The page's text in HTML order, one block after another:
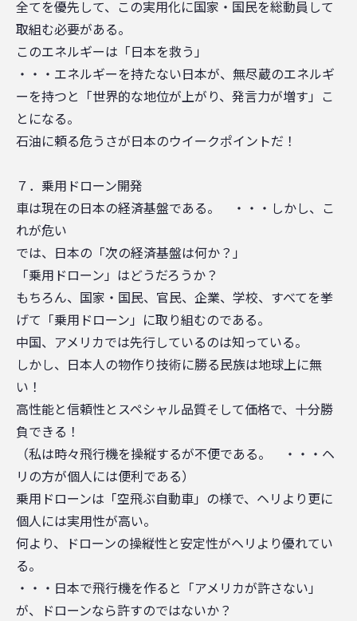
全てを優先して、この実用化に国家・国民を総動員して
取組む必要がある。
このエネルギーは「日本を救う」
・・・エネルギーを持たない日本が、無尽蔵のエネルギ
ーを持つと「世界的な地位が上がり、発言力が増す」こ
とになる。
石油に頼る危うさが日本のウイークポイントだ！
７．乗用ドローン開発
車は現在の日本の経済基盤である。 ・・・しかし、こ
れが危い
では、日本の「次の経済基盤は何か？」
「乗用ドローン」はどうだろうか？
もちろん、国家・国民、官民、企業、学校、すべてを挙
げて「乗用ドローン」に取り組むのである。
中国、アメリカでは先行しているのは知っている。
しかし、日本人の物作り技術に勝る民族は地球上に無
い！
高性能と信頼性とスペシャル品質そして価格で、十分勝
負できる！
（私は時々飛行機を操縦するが不便である。 ・・・ヘ
リの方が個人には便利である）
乗用ドローンは「空飛ぶ自動車」の様で、ヘリより更に
個人には実用性が高い。
何より、ドローンの操縦性と安定性がヘリより優れてい
る。
・・・日本で飛行機を作ると「アメリカが許さない」
が、ドローンなら許すのではないか？